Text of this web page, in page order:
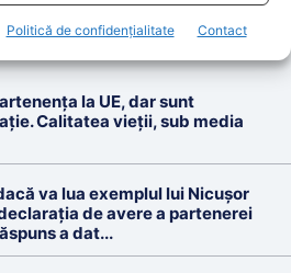
Politică de confidențialitate Contact
la UE, dar sunt
Calitatea vieții, sub media
va lua exemplul lui Nicușor
de avere a partenerei
a dat...